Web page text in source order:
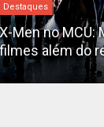
David
novo Pantera
3'